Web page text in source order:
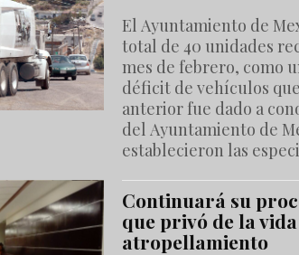
El Ayuntamiento de
total de 40 unidades
mes de febrero, como
déficit de vehículos
anterior fue dado a
del Ayuntamiento de
establecieron las
Continuará su
que privó de la
atropellamiento